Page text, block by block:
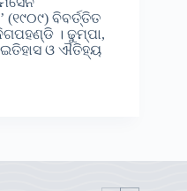
(୧୯୦୯) ବିବର୍ତ୍ତିତ
। ଢୁମ୍ପା,
ଇତିହାସ ଓ ଐତିହ୍ୟ